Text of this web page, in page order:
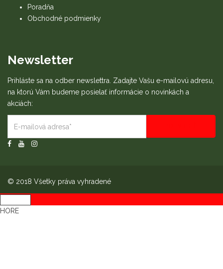
Poradňa
Obchodné podmienky
Newsletter
Prihláste sa na odber newslettra. Zadajte Vašu e-mailovú adresu,
na ktorú Vám budeme posielať informácie o novinkách a
akciách:
© 2018 Všetky práva vyhradené
HORE